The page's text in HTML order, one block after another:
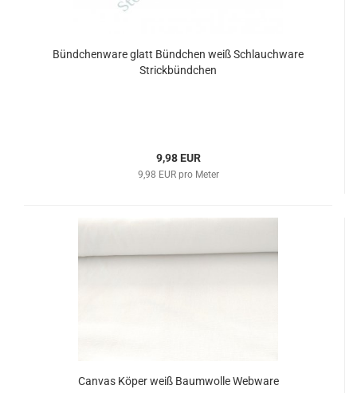
Bündchenware glatt Bündchen weiß Schlauchware
Strickbündchen
9,98 EUR
9,98 EUR pro Meter
Canvas Köper weiß Baumwolle Webware